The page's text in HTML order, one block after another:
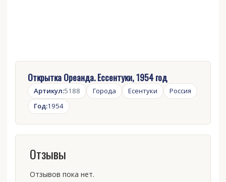
Открытка Ореанда. Ессентуки, 1954 год
Артикул:5188 Города Есентуки
Россия
Год:1954
Отзывы
Отзывов пока нет.